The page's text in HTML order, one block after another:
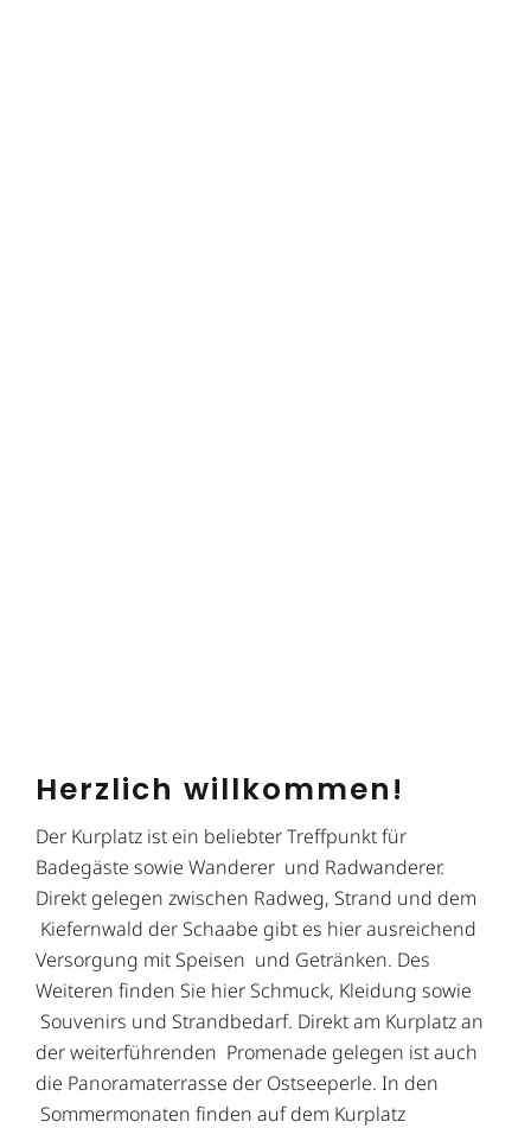
Herzlich willkommen!
Der Kurplatz ist ein beliebter Treffpunkt für
Badegäste sowie Wanderer und Radwanderer.
Direkt gelegen zwischen Radweg, Strand und dem
Kiefernwald der Schaabe gibt es hier ausreichend
Versorgung mit Speisen und Getränken. Des
Weiteren finden Sie hier Schmuck, Kleidung sowie
Souvenirs und Strandbedarf. Direkt am Kurplatz an
der weiterführenden Promenade gelegen ist auch
die Panoramaterrasse der Ostseeperle. In den
Sommermonaten finden auf dem Kurplatz